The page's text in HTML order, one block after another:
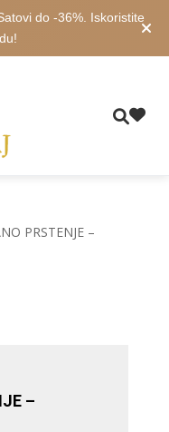
do -36%. Iskoristite
PRSTENJE –
–